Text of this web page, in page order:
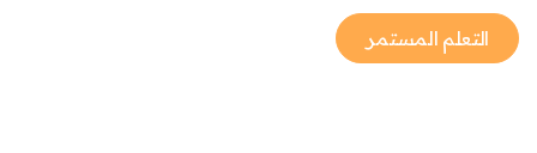
التعلم المستمر